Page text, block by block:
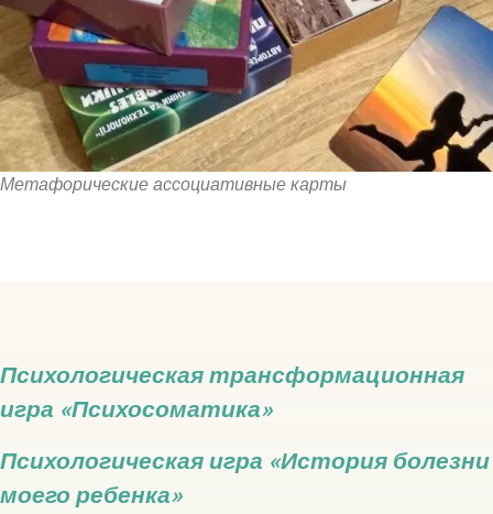
Метафорические ассоциативные карты
Психологическая трансформационная
игра «Психосоматика»
Психологическая игра «История болезни
моего ребенка»